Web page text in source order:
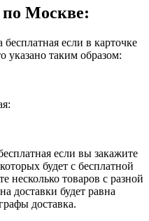
по Москве:
если в карточке
указано таким образом:
если вы закажите
будет с бесплатной
несколько товаров с разной
доставки будет равна
доставка.